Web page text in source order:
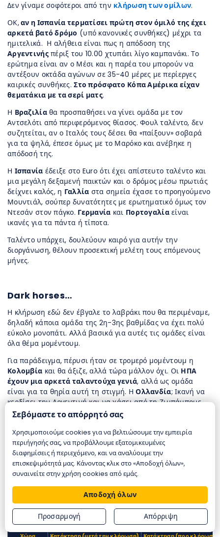
Δεν γίναμε σοφότεροι από την κλήρωση των ομίλων.
ΟΚ,αν η Ισπανία τερματίσει πρώτη στον όμιλό της έχει
αρκετά βατό δρόμο (υπό κανονικές συνθήκες) μέχρι τα
ημιτελικά. Η αλήθεια είναι πως η απόδοση της
Αργεντινήςπέριξ του 10.00 χτυπάει λίγο καμπανάκι. Το
ερώτημα είναι αν ο Μέσι και η παρέα του μπορούν να
αντέξουν οκτάδα αγώνων σε 35-40 μέρες με περίεργες
καιρικές συνθήκες.Στο πρόσφατο Κόπα Αμέρικα είχαν
θεματάκια με τα σερί ματς.
Η Βραζιλίαθα προσπαθήσει να γίνει ομάδα με τον
Αντσελότι από περιφερόμενος θίασος. Φουλ ταλέντο, δεν
συζητείται, αν ο Ιταλός τους δέσει θα «παίξουν» σοβαρά
για τα ψηλά, έπεσε όμως με το Μαρόκο και ανέβηκε η
απόδοσή της.
Η Ισπανία έδειξε στο Euro ότι έχει απίστευτο ταλέντο και
μια μεγάλη δεξαμενή παικτών και ο δρόμος μέσω πρωτιάς
δείχνει καλός, η Γαλλία στα σημεία έχασε το προηγούμενο
Μουντιάλ, σούπερ δυνατότητες με ερωτηματικό όμως τον
Ντεσάν στον πάγκο. Γερμανία και Πορτογαλίαείναι
ικανές για τα πάντα ή τίποτα.
Ταλέντο υπάρχει, δουλεύουν καιρό για αυτήν την
διοργάνωση, θέλουν προσεκτική μελέτη τους επόμενους
μήνες.
Dark horses…
Η κλήρωση εδώ δεν έβγαλε το λαβράκι που θα περιμέναμε,
δηλαδή κάποια ομάδα της 2η-3ης βαθμίδας να έχει πολύ
εύκολο μονοπάτι. Αλλά βασικά για αυτές τις ομάδες είναι
όλα θέμα μομέντουμ.
Για παράδειγμα, πέρυσι ήταν σε τρομερό μομέντουμ η
Κολομβία και θα άξιζε, αλλά τώρα μάλλον όχι. Οι ΗΠΑ
έχουν μια αρκετά ταλαντούχα γενιά, αλλά ως ομάδα
είναι για τα θηρία αυτή τη στιγμή. ΗΟλλανδία; Ικανή να
κερδίσει την Αργεντινή και να χάσει από τη Ζιμπάμπουε…
Ας κρατήσουμε στην άκρη τοΜαρόκο
Πάνω κάτω κυκλοφορούν παρόμοιες αποδόσεις για
κατάκτηση, αλλά με καλό ψάξιμο στις εταιρείες στο
betbrothers.gr μπορείτε να βρείτε λαβράκια. Ανάλογα και
τι θέλετε να ποντάρετε φυσικά.
Επιλέξαμε τηνStoiximanγια να παρουσιάσουμε την
πρώτη δεκάδα των χωρών σε αποδόσεις για το
Παγκόσμιο Κύπελλο του 2026.
Σεβόμαστε το απόρρητό σας
Χρησιμοποιούμε cookies για να βελτιώσουμε την εμπειρία
περιήγησής σας, να προβάλλουμε εξατομικευμένες
διαφημίσεις ή περιεχόμενο, και να αναλύουμε την
επισκεψιμότητά μας. Κάνοντας κλικ στο «Αποδοχή όλων»,
συναινείτε στην χρήση cookies από εμάς.
Αποδοχή όλων
Προσαρμογή Απόρριψη